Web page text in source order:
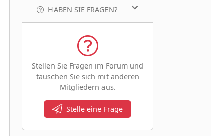
HABEN SIE FRAGEN?
Stellen Sie Fragen im Forum und
tauschen Sie sich mit anderen
Mitgliedern aus.
Stelle eine Frage